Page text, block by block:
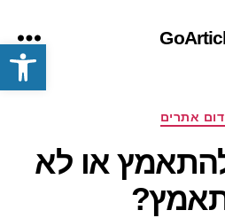
פתח סרגל נגישות
תפריט
קטגוריות
אתרים
או לא